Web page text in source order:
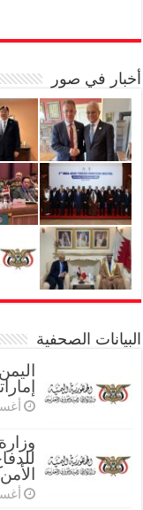
أخبار في صور
البيانات الصحفية